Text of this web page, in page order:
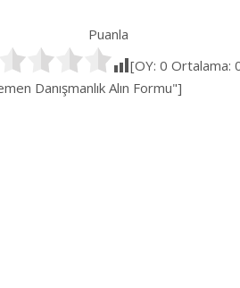
Puanla
[OY: 0 Ortalama:
Danışmanlık Alın Formu"]